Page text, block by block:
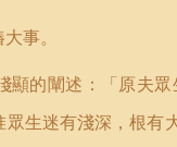
事。
顯的闡述：「原夫
生迷有淺深，根